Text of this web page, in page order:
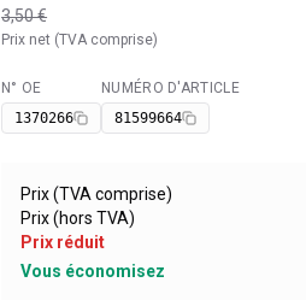
3,50 €
Prix net (TVA comprise)
Disponible
N° OE
1370266
NUMÉRO D'ARTICLE
81599664
Prix (TVA comprise)
Prix (hors TVA)
Prix réduit
Vous économisez